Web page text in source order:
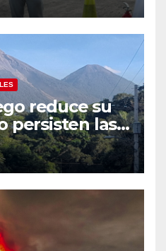
reduce su
persisten las